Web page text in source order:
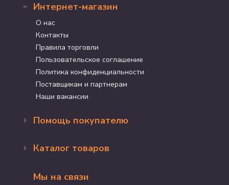
Интернет-магазин
О нас
Контакты
Правила торговли
Пользовательское соглашение
Политика конфиденциальности
Поставщикам и партнерам
Наши вакансии
Помощь покупателю
Доставка и оплата
Программа лояльности
Каталог товаров
Акции
Мы на связи